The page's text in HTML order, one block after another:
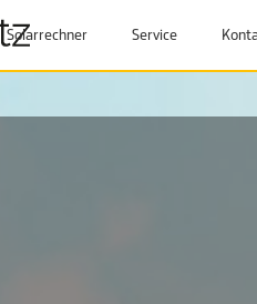
Solarrechner Service